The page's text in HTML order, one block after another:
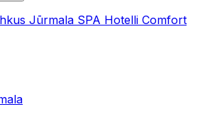
Jūrmala SPA Hotelli Comfort